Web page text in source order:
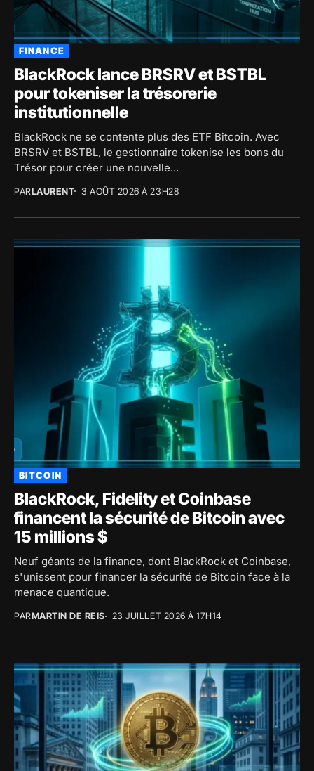
FINANCE
BlackRock lance BRSRV et BSTBL
pour tokeniser la trésorerie
institutionnelle
BlackRock ne se contente plus des ETF Bitcoin. Avec
BRSRV et BSTBL, le gestionnaire tokenise les bons du
Trésor pour créer une nouvelle...
PARLAURENT 3 AOÛT 2026 À 23H28
BITCOIN
BlackRock, Fidelity et Coinbase
financent la sécurité de Bitcoin avec
15 millions $
Neuf géants de la finance, dont BlackRock et Coinbase,
s'unissent pour financer la sécurité de Bitcoin face à la
menace quantique.
PARMARTIN DE REIS 23 JUILLET 2026 À 17H14